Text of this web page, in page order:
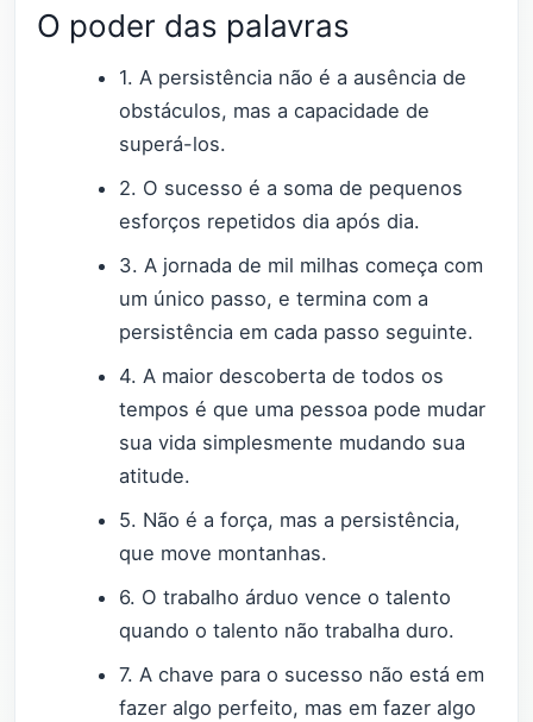
O poder das palavras
1. A persistência não é a ausência de
obstáculos, mas a capacidade de
superá-los.
2. O sucesso é a soma de pequenos
esforços repetidos dia após dia.
3. A jornada de mil milhas começa com
um único passo, e termina com a
persistência em cada passo seguinte.
4. A maior descoberta de todos os
tempos é que uma pessoa pode mudar
sua vida simplesmente mudando sua
atitude.
5. Não é a força, mas a persistência,
que move montanhas.
6. O trabalho árduo vence o talento
quando o talento não trabalha duro.
7. A chave para o sucesso não está em
fazer algo perfeito, mas em fazer algo